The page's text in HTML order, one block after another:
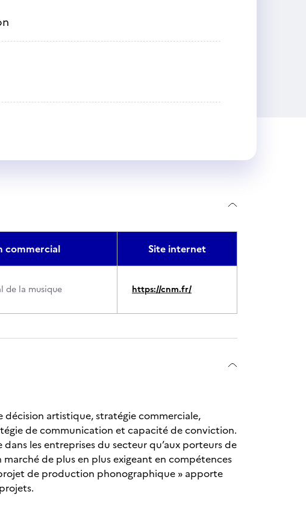
commercial Site internet
de la musique https://cnm.fr/
artistique, stratégie commerciale,
de communication et capacité de conviction.
les entreprises du secteur qu’aux porteurs de
de plus en plus exigeant en compétences
de production phonographique » apporte